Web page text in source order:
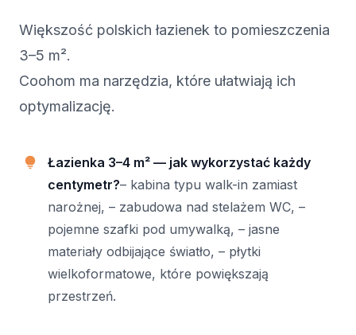
Większość polskich łazienek to pomieszczenia
3–5 m².
Coohom ma narzędzia, które ułatwiają ich
optymalizację.
Łazienka 3–4 m² — jak wykorzystać każdy
centymetr?– kabina typu walk-in zamiast
narożnej, – zabudowa nad stelażem WC, –
pojemne szafki pod umywalką, – jasne
materiały odbijające światło, – płytki
wielkoformatowe, które powiększają
przestrzeń.